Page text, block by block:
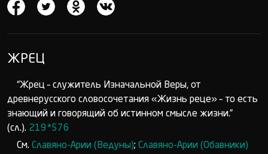
ЖРЕЦ
“Жрец – служитель Изначальной Веры, от
древнерусского словосочетания «Жизнь реце» – то есть
знающий и говорящий об истинном смысле жизни.”
(сл.). 219*576
См. Славяно-Арии (Ведуны); Славяно-Арии (Обавники)